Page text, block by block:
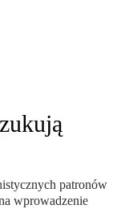
patronów
wprowadzenie